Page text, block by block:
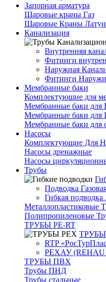
Запорная арматура
Шаровые краны Газ
Шаровые Краны
Канализация
Внутренняя
Фитинги
Наружная
Фитинги
Мембранные баки
Комплектующие для
Мембранные баки для
Мембранные баки для
Мембранные баки для
Насосы
Комплектующие Для
Насосы дренажные
Насосы
Трубы
Подводка
Гибкая
Металлопластиковые
Полипропиленовые
ТРУБЫ PE-RT
ТРУБЫ
RTP
РЕХАУ (REHAU
ТРУБЫ ПВХ
Трубы ПНД
Трубы стальные